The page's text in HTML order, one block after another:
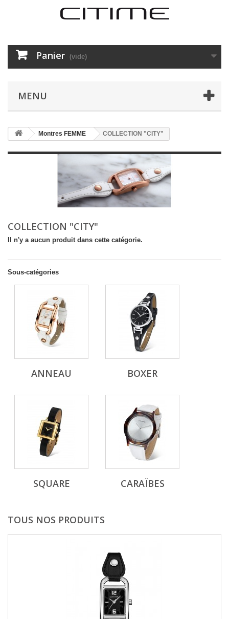
Panier (vide)
MENU
Montres FEMME COLLECTION "CITY"
COLLECTION "CITY"
Il n'y a aucun produit dans cette catégorie.
Sous-catégories
ANNEAU BOXER
SQUARE CARAÏBES
TOUS NOS PRODUITS